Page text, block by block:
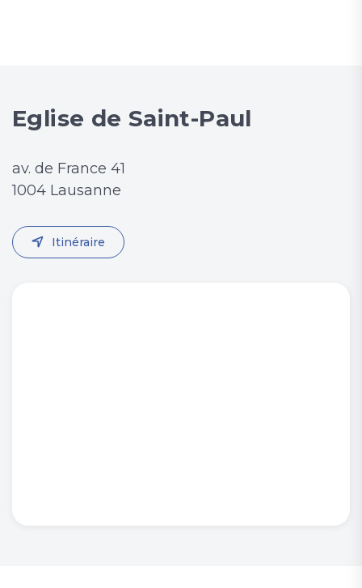
Eglise de Saint-Paul
av. de France 41
1004 Lausanne
Itinéraire